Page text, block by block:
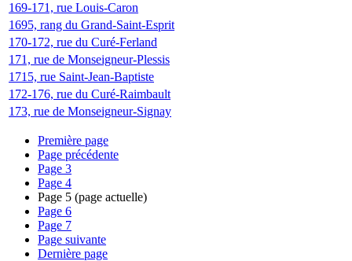
169-171, rue Louis-Caron
1695, rang du Grand-Saint-Esprit
170-172, rue du Curé-Ferland
171, rue de Monseigneur-Plessis
1715, rue Saint-Jean-Baptiste
172-176, rue du Curé-Raimbault
173, rue de Monseigneur-Signay
Première page
Page précédente
Page 3
Page 4
Page 5 (page actuelle)
Page 6
Page 7
Page suivante
Dernière page